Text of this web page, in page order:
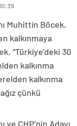
Muhittin Böcek,
kalkınmaya
“Türkiye’deki 30
kalkınma
kalkınma
çünkü
CHP’nin Adayı